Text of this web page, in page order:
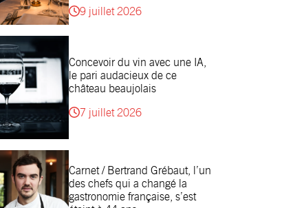
9 juillet 2026
Concevoir du vin avec une IA,
le pari audacieux de ce
château beaujolais
7 juillet 2026
Carnet / Bertrand Grébaut, l’un
des chefs qui a changé la
gastronomie française, s’est